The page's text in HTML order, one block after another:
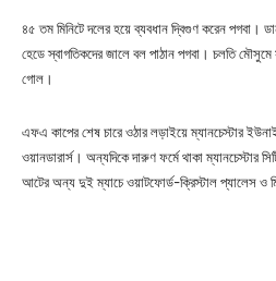
৪৫ তম মিনিটে দলের হয়ে ব্যবধান দ্বিগুণ করেন পগবা।
হেডে স্বাগতিকদের জালে বল পাঠান পগবা। চলতি মৌসুমে
গোল।
এফএ কাপের শেষ চারে ওঠার লড়াইয়ে ম্যানচেস্টার
ওয়ানডারার্স। অন্যদিকে দারুণ ফর্মে থাকা ম্যানচেস্টার
আটের অন্য দুই ম্যাচে ওয়াটফোর্ড-ক্রিস্টাল প্যালেস ও